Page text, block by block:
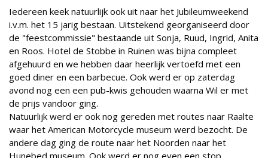
Iedereen keek natuurlijk ook uit naar het Jubileumweekend
i.v.m. het 15 jarig bestaan. Uitstekend georganiseerd door
de "feestcommissie" bestaande uit Sonja, Ruud, Ingrid, Anita
en Roos. Hotel de Stobbe in Ruinen was bijna compleet
afgehuurd en we hebben daar heerlijk vertoefd met een
goed diner en een barbecue. Ook werd er op zaterdag
avond nog een een pub-kwis gehouden waarna Wil er met
de prijs vandoor ging.
Natuurlijk werd er ook nog gereden met routes naar Raalte
waar het American Motorcycle museum werd bezocht. De
andere dag ging de route naar het Noorden naar het
Hunebed museum. Ook werd er nog even een stop